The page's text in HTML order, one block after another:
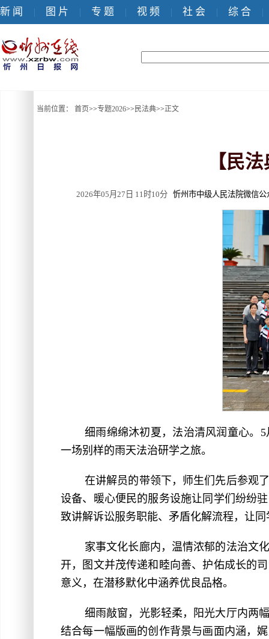
新 闻 | 图 片 | 专 题 | 视 频 | 社 会 | 综 合 |
当前位置： 首页>>专题2026>> 民法典>>正文
【民
2026年05月27日 11时10分 忻州市中级人民法院微信公
细雨绵绵沐初夏，法治清风润童心。
一场别样的雨天法治研学之旅。
在讲解员的带领下，师生们先后参观
设备、暖心便民的服务设施让同学们纷纷
致讲解诉讼服务职能、矛盾化解流程，让
家事文化长廊内，温情浓郁的法治文
开，图文并茂传递和睦向善、护佑成长的
意义，在潜移默化中涵养优良品格。
细雨敲窗，光影轻柔，阳光大厅内两
结合每一幅版画的创作背景与画面内涵，